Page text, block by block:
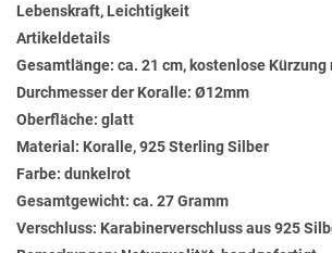
Lebenskraft, Leichtigkeit
Artikeldetails
Gesamtlänge: ca. 21 cm, kostenlose Kürzung
Durchmesser der Koralle: Ø12mm
Oberfläche: glatt
Material: Koralle, 925 Sterling Silber
Farbe: dunkelrot
Gesamtgewicht: ca. 27 Gramm
Verschluss: Karabinerverschluss aus 925